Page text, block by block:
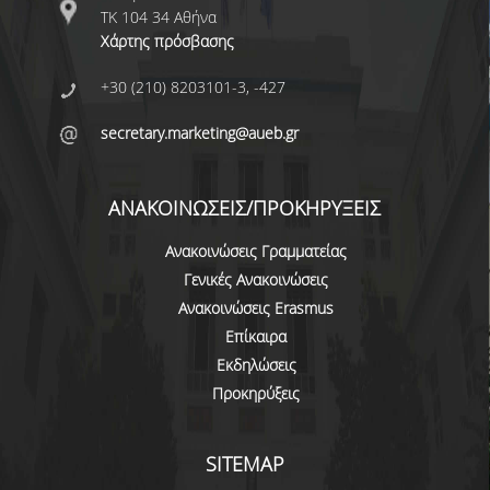
ΔΙΟΙΚΗΤΙΚΟ ΠΡΟΣΩΠΙΚΟ
ΜΗΤΡΩΑ ΜΕΛΩΝ ΤΜΗΜΑΤΟΣ
ΕΝΤΕΤΑΛΜΕΝΟΙ ΔΙΔΑΣΚΟΝΤΕΣ ΑΚΑΔ.
ΕΤΟΥΣ '25-'26
ΠΡΟΠΤΥΧΙΑΚΕΣ ΣΠΟΥΔΕΣ
ΥΠΟΨΗΦΙΟΙ ΦΟΙΤΗΤΕΣ
ΠΡΟΓΡΑΜΜΑ ΚΑΙ ΚΑΤΕΥΘΥΝΣΕΙΣ ΣΠΟΥΔΩΝ
ΑΝΑΛΥΤΙΚΗ ΠΑΡΟΥΣΙΑΣΗ ΜΑΘΗΜΑΤΩΝ
ΠΡΑΚΤΙΚΗ ΑΣΚΗΣΗ
Η ΖΩΗ ΣΤΟ ΤΜΗΜΑ
ΤΚ 104 34 Αθήνα
Χάρτης πρόσβασης
+30 (210) 8203101-3, -427
secretary.marketing@aueb.gr
ΑΝΑΚΟΙΝΩΣΕΙΣ/ΠΡΟΚΗΡΥΞΕΙΣ
Ανακοινώσεις Γραμματείας
Γενικές Ανακοινώσεις
Ανακοινώσεις Erasmus
Επίκαιρα
Εκδηλώσεις
Προκηρύξεις
SITEMAP